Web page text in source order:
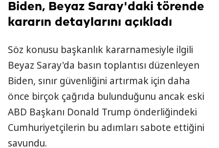
Biden, Beyaz Saray'daki törende
kararın detaylarını açıkladı
Söz konusu başkanlık kararnamesiyle ilgili
Beyaz Saray'da basın toplantısı düzenleyen
Biden, sınır güvenliğini artırmak için daha
önce birçok çağrıda bulunduğunu ancak eski
ABD Başkanı Donald Trump önderliğindeki
Cumhuriyetçilerin bu adımları sabote ettiğini
savundu.